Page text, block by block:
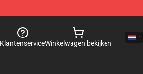
KlantenserviceWinkelwagen bekijken